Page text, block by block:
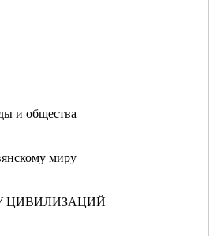
и общества
миру
ЦИВИЛИЗАЦИЙ